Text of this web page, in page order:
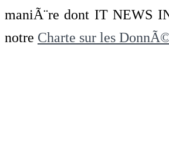
maniÃ¨re dont IT NEWS
notre Charte sur les